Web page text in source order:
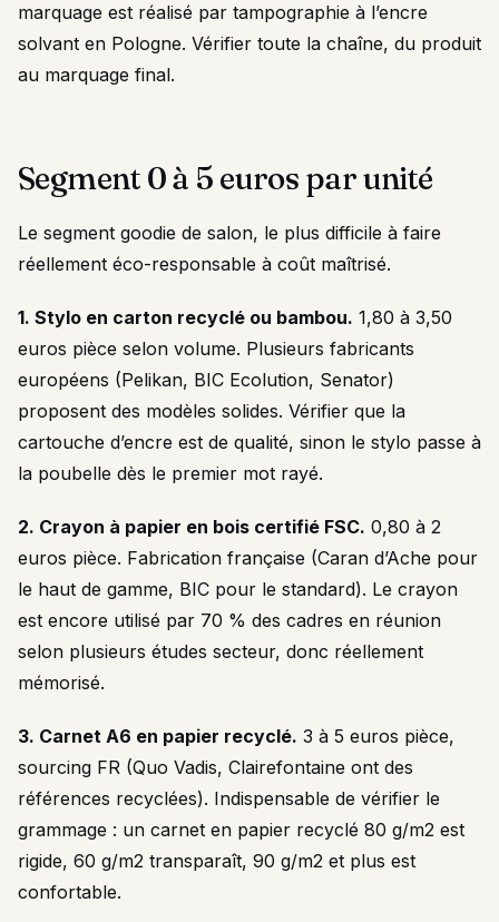
marquage est réalisé par tampographie à l’encre
solvant en Pologne. Vérifier toute la chaîne, du produit
au marquage final.
Segment 0 à 5 euros par unité
Le segment goodie de salon, le plus difficile à faire
réellement éco-responsable à coût maîtrisé.
1. Stylo en carton recyclé ou bambou. 1,80 à 3,50
euros pièce selon volume. Plusieurs fabricants
européens (Pelikan, BIC Ecolution, Senator)
proposent des modèles solides. Vérifier que la
cartouche d’encre est de qualité, sinon le stylo passe à
la poubelle dès le premier mot rayé.
2. Crayon à papier en bois certifié FSC. 0,80 à 2
euros pièce. Fabrication française (Caran d’Ache pour
le haut de gamme, BIC pour le standard). Le crayon
est encore utilisé par 70 % des cadres en réunion
selon plusieurs études secteur, donc réellement
mémorisé.
3. Carnet A6 en papier recyclé. 3 à 5 euros pièce,
sourcing FR (Quo Vadis, Clairefontaine ont des
références recyclées). Indispensable de vérifier le
grammage : un carnet en papier recyclé 80 g/m2 est
rigide, 60 g/m2 transparaît, 90 g/m2 et plus est
confortable.